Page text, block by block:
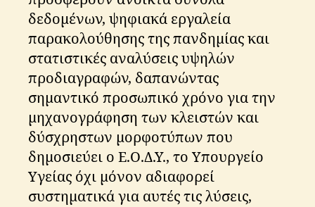
δεδομένων, ψηφιακά εργαλεία
παρακολούθησης της πανδημίας και
στατιστικές αναλύσεις υψηλών
προδιαγραφών, δαπανώντας
σημαντικό προσωπικό χρόνο για την
μηχανογράφηση των κλειστών και
δύσχρηστων μορφοτύπων που
δημοσιεύει ο Ε.Ο.Δ.Υ., το Υπουργείο
Υγείας όχι μόνον αδιαφορεί
συστηματικά για αυτές τις λύσεις,